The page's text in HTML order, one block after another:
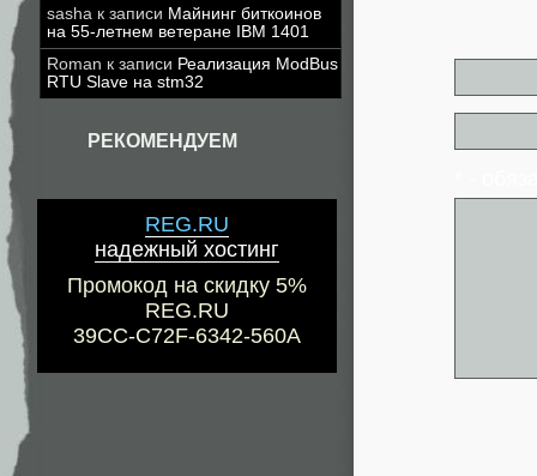
sasha к записи Майнинг биткоинов
на 55-летнем ветеране IBM 1401
Roman к записи Реализация ModBus
RTU Slave на stm32
РЕКОМЕНДУЕМ
REG.RU
надежный хостинг
Промокод на скидку 5%
REG.RU
39CC-C72F-6342-560A